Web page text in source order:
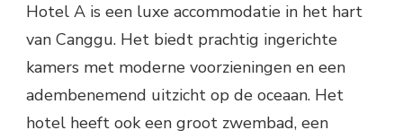
Hotel A is een luxe accommodatie in het hart
van Canggu. Het biedt prachtig ingerichte
kamers met moderne voorzieningen en een
adembenemend uitzicht op de oceaan. Het
hotel heeft ook een groot zwembad, een